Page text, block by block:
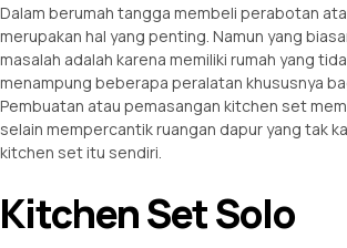
Dalam berumah tangga membeli perabotan
merupakan hal yang penting. Namun yang
masalah adalah karena memiliki rumah yang
menampung beberapa peralatan khususnya
Pembuatan atau pemasangan kitchen set
selain mempercantik ruangan dapur yang tak
kitchen set itu sendiri.
Kitchen Set Solo